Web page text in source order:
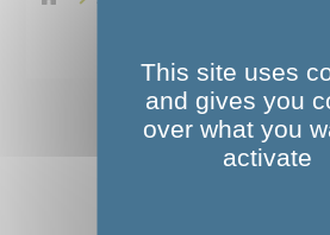
This site uses
and gives you
over what you
activate